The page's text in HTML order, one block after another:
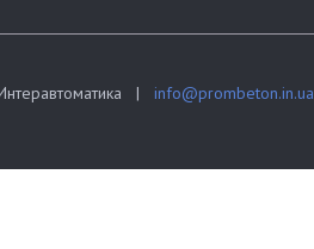
| info@prombeton.in.ua